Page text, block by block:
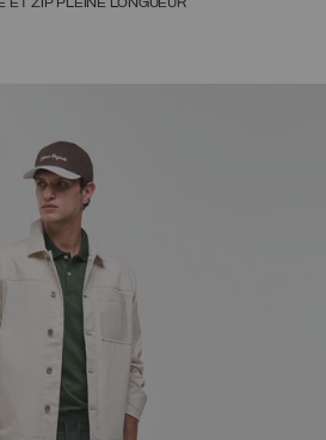
ET ZIP PLEINE LONGUEUR